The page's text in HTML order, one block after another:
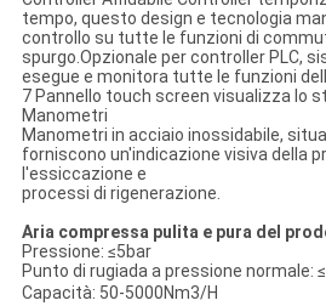
tempo, questo design e tecnologia
controllo su tutte le funzioni di
spurgo.Opzionale per controller PLC,
esegue e monitora tutte le funzioni
7 Pannello touch screen visualizza lo
Manometri
Manometri in acciaio inossidabile,
forniscono un'indicazione visiva della
l'essiccazione e
processi di rigenerazione.
Aria compressa pulita e pura del
Pressione: ≤5bar
Punto di rugiada a pressione normale:
Capacità: 50-5000Nm3/H